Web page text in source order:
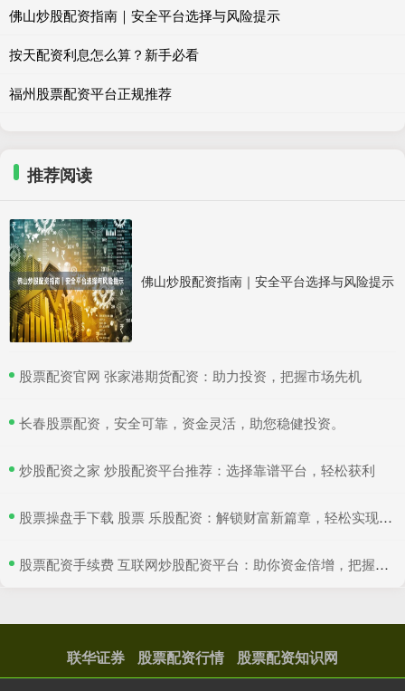
佛山炒股配资指南｜安全平台选择与风险提示
按天配资利息怎么算？新手必看
福州股票配资平台正规推荐
推荐阅读
佛山炒股配资指南｜安全平台选择与风险提示
​股票配资官网 张家港期货配资：助力投资，把握市场先机
​长春股票配资，安全可靠，资金灵活，助您稳健投资。
​炒股配资之家 炒股配资平台推荐：选择靠谱平台，轻松获利
​股票操盘手下载 股票 乐股配资：解锁财富新篇章，轻松实现投资梦想
​股票配资手续费 互联网炒股配资平台：助你资金倍增，把握投资良机
联华证券 股票配资行情 股票配资知识网